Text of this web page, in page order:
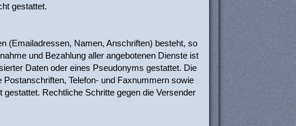
gestattet.
(Emailadressen, Namen, Anschriften) besteht, so
und Bezahlung aller angebotenen Dienste ist
Daten oder eines Pseudonyms gestattet. Die
Telefon- und Faxnummern sowie
Rechtliche Schritte gegen die Versender